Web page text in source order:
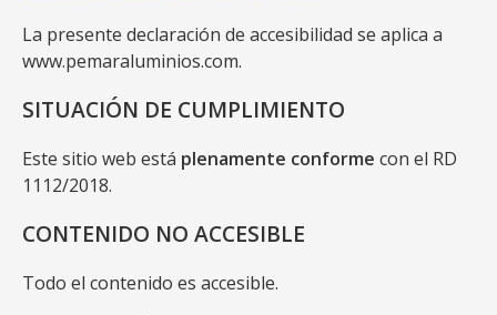
La presente declaración de accesibilidad se aplica a
www.pemaraluminios.com.
SITUACIÓN DE CUMPLIMIENTO
Este sitio web está plenamente conforme con el RD
1112/2018.
CONTENIDO NO ACCESIBLE
Todo el contenido es accesible.